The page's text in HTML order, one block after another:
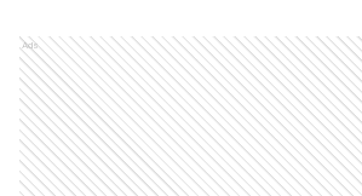
Ads